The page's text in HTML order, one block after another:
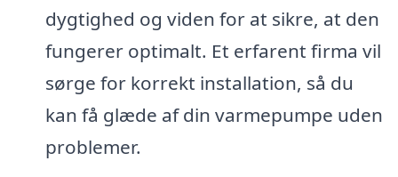
dygtighed og viden for at sikre, at den
fungerer optimalt. Et erfarent firma vil
sørge for korrekt installation, så du
kan få glæde af din varmepumpe uden
problemer.